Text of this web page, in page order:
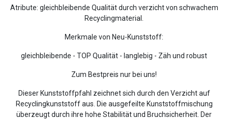
Atribute: gleichbleibende Qualität durch verzicht von schwachem
Recyclingmaterial.
Merkmale von Neu-Kunststoff:
gleichbleibende - TOP Qualität - langlebig - Zäh und robust
Zum Bestpreis nur bei uns!
Dieser Kunststoffpfahl zeichnet sich durch den Verzicht auf
Recyclingkunststoff aus. Die ausgefeilte Kunststoffmischung
überzeugt durch ihre hohe Stabilität und Bruchsicherheit. Der